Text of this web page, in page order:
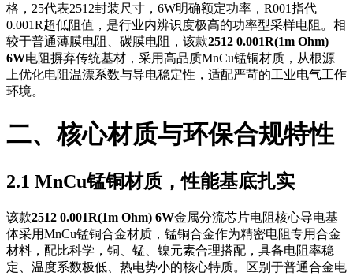
格，25代表2512封装尺寸，6W明确额定功率，R001指代
0.001R超低阻值，是行业内辨识度极高的功率型采样电阻。相
较于普通薄膜电阻、碳膜电阻，该款2512 0.001R(1m Ohm)
6W电阻摒弃传统基材，采用高品质MnCu锰铜材质，从根源
上优化电阻温漂系数与导电稳定性，适配严苛的工业电气工作
环境。
二、核心材质与环保合规特性
2.1 MnCu锰铜材质，性能基底扎实
该款2512 0.001R(1m Ohm) 6W金属分流芯片电阻核心导电基
体采用MnCu锰铜合金材质，锰铜合金作为精密电阻专用合金
材料，配比科学，铜、锰、镍元素合理搭配，具备电阻率稳
定、温度系数极低、热电势小的核心特质。区别于普通合金电